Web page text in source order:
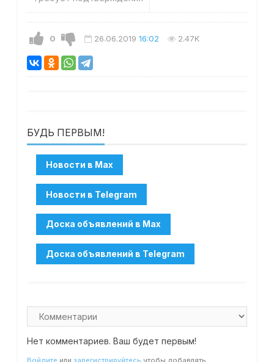
0 26.06.2019 16:02 2.47K
БУДЬ ПЕРВЫМ!
Нет комментариев. Ваш будет первым!
Войдите или зарегистрируйтесь чтобы добавлять